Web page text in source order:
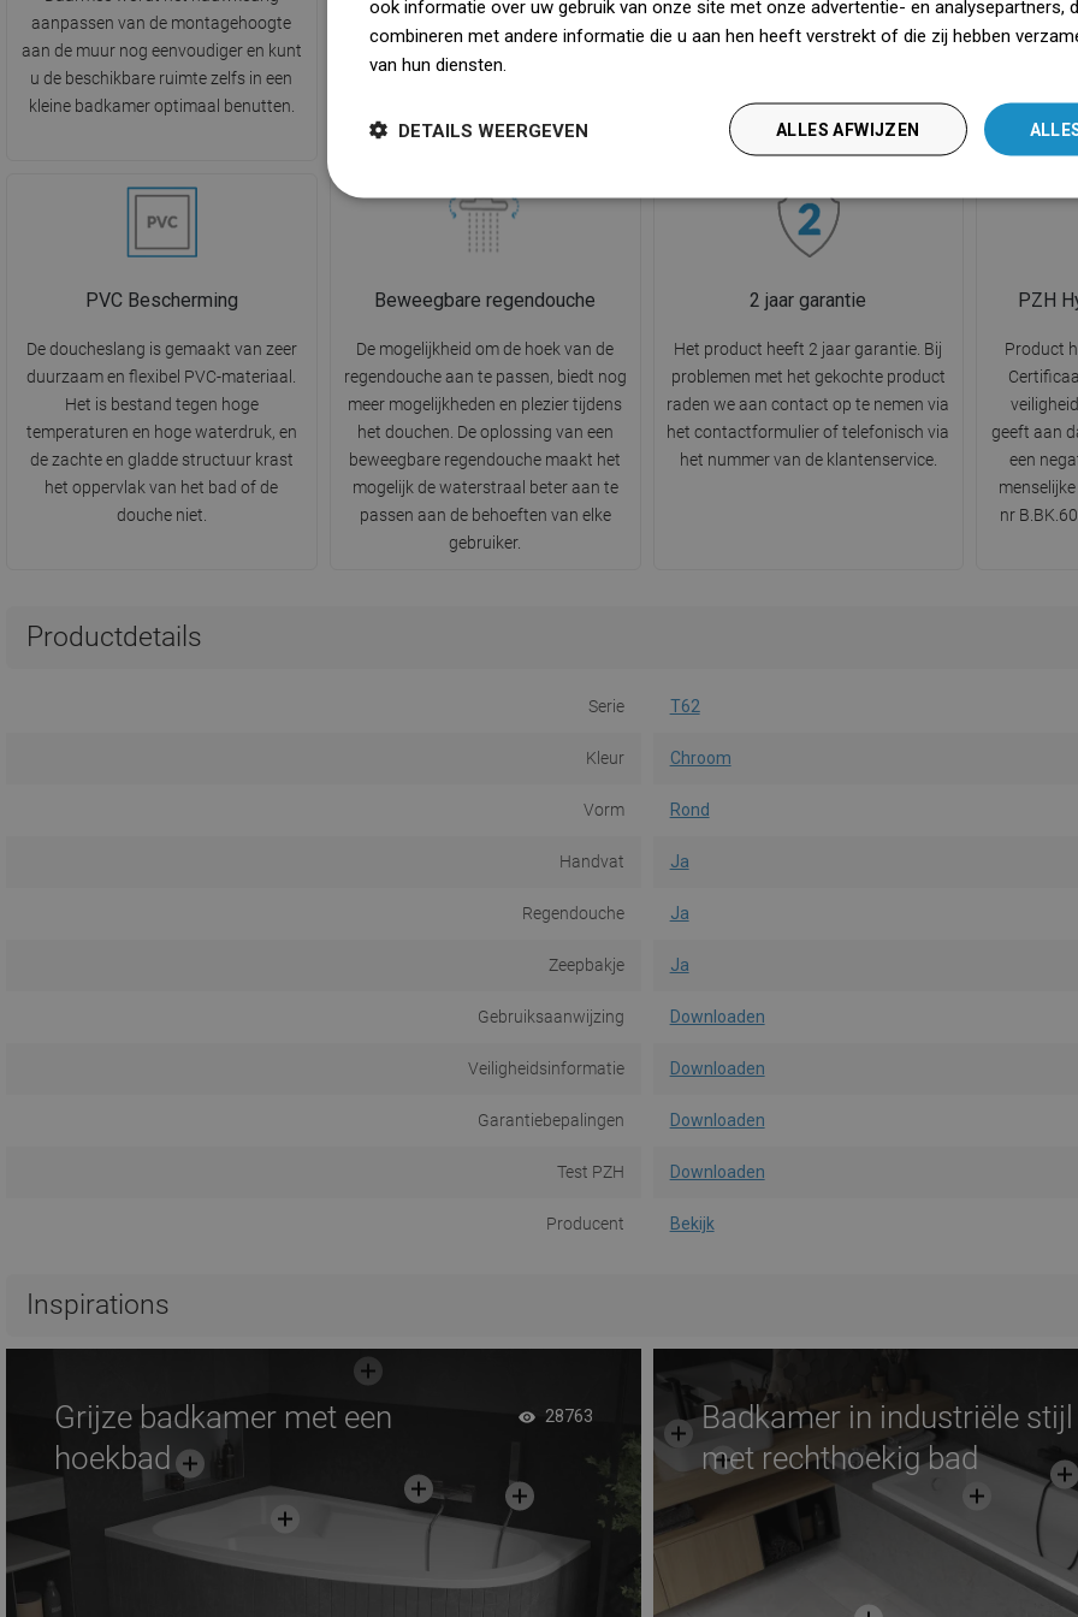
aanpassen van de montagehoogte
aan de muur nog eenvoudiger en kunt
u de beschikbare ruimte zelfs in een
kleine badkamer optimaal benutten.
lichaam stroomt. Het zorgt voor een
hydratatie en laten je ontspannen en
tijdens de dagelijkse douche
onderdompelen.
tijdens
PVC Bescherming
De doucheslang is gemaakt van zeer
duurzaam en flexibel PVC-materiaal.
Het is bestand tegen hoge
temperaturen en hoge waterdruk, en
de zachte en gladde structuur krast
het oppervlak van het bad of de
douche niet.
Beweegbare regendouche
De mogelijkheid om de hoek van de
regendouche aan te passen, biedt nog
meer mogelijkheden en plezier tijdens
het douchen. De oplossing van een
beweegbare regendouche maakt het
mogelijk de waterstraal beter aan te
passen aan de behoeften van elke
gebruiker.
2 jaar garantie
Het product heeft 2 jaar garantie. Bij
problemen met het gekochte product
raden we aan contact op te nemen via
het contactformulier of telefonisch via
het nummer van de klantenservice.
PZH
Product
geeft aan
een
nr
Productdetails
Serie T62
Kleur Chroom
Vorm Rond
Handvat Ja
Regendouche Ja
Zeepbakje Ja
Gebruiksaanwijzing Downloaden
Veiligheidsinformatie Downloaden
Garantiebepalingen Downloaden
Test PZH Downloaden
Producent Bekijk
Inspirations
Grijze badkamer met een
hoekbad
28763
Badkamer in industriële stijl
met rechthoekig bad
ook informatie over uw gebruik van onze site met onze advertentie- en analysepartners,
combineren met andere informatie die u aan hen heeft verstrekt of die zij hebben
van hun diensten.
ALLES AFWIJZEN
DETAILS WEERGEVEN